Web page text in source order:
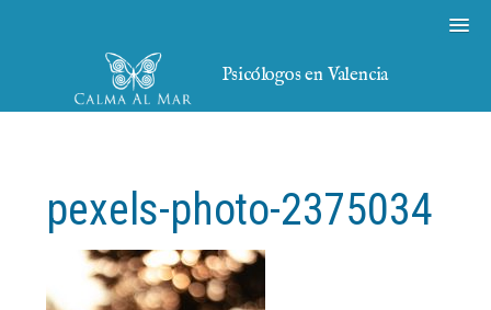
Psicólogos en Valencia
pexels-photo-2375034